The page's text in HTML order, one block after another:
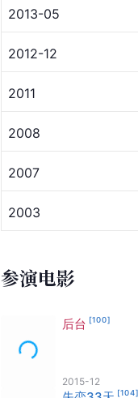
2013-05
2012-12
2011
2008
2007
2003
参演电影
后台 [100]
2015-12
[104]